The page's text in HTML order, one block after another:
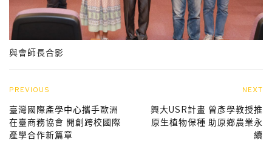
與會師長合影
PREVIOUS
臺灣國際產學中心攜手歐洲
在臺商務協會 開創跨校國際
產學合作新篇章
NEXT
興大USR計畫 曾彥學教授推
原生植物保種 助原鄉農業永
續